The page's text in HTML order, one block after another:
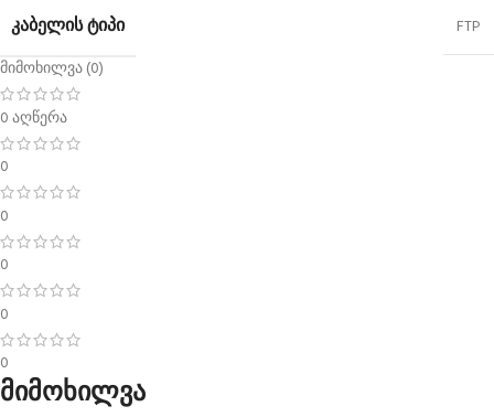
ᲙᲐᲑᲔᲚᲘᲡ ᲢᲘᲞᲘ
FTP
მიმოხილვა (0)
0 აღწერა
0
0
0
0
0
მიმოხილვა